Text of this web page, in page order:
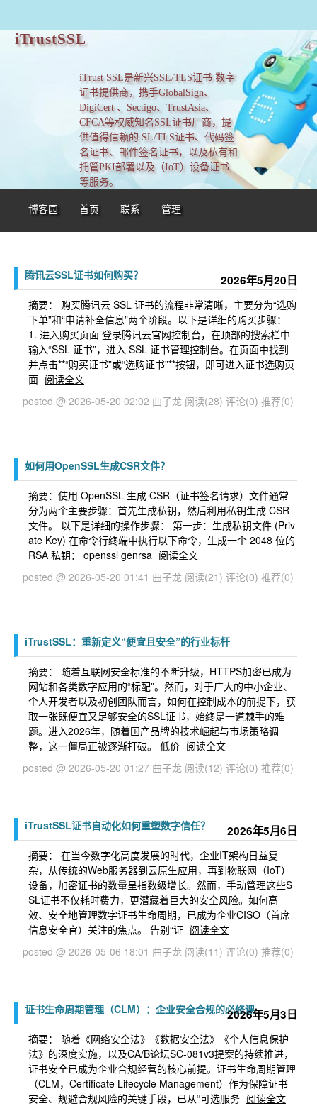
iTrustSSL
iTrust SSL是新兴SSL/TLS证书 数字
证书提供商，携手GlobalSign、
DigiCert 、Sectigo、TrustAsia、
CFCA等权威知名SSL证书厂商，提
供值得信赖的 SL/TLS证书、代码签
名证书、邮件签名证书，以及私有和
托管PKI部署以及（IoT）设备证书
等服务。
博客园 首页 联系 管理
2026年5月20日
腾讯云SSL证书如何购买？
摘要： 购买腾讯云 SSL 证书的流程非常清晰，主要分为“选购
下单”和“申请补全信息”两个阶段。以下是详细的购买步骤：
1. 进入购买页面 登录腾讯云官网控制台，在顶部的搜索栏中
输入“SSL 证书”，进入 SSL 证书管理控制台。在页面中找到
并点击**“购买证书”或“选购证书”**按钮，即可进入证书选购页
面 阅读全文
posted @ 2026-05-20 02:02 曲子龙 阅读(28) 评论(0) 推荐(0)
如何用OpenSSL生成CSR文件？
摘要： ​使用 OpenSSL 生成 CSR（证书签名请求）文件通常
分为两个主要步骤：首先生成私钥，然后利用私钥生成 CSR
文件。 以下是详细的操作步骤： 第一步：生成私钥文件 (Priv
ate Key) 在命令行终端中执行以下命令，生成一个 2048 位的
RSA 私钥： openssl genrsa 阅读全文
posted @ 2026-05-20 01:41 曲子龙 阅读(21) 评论(0) 推荐(0)
iTrustSSL：重新定义“便宜且安全”的行业标杆
摘要： 随着互联网安全标准的不断升级，HTTPS加密已成为
网站和各类数字应用的“标配”。然而，对于广大的中小企业、
个人开发者以及初创团队而言，如何在控制成本的前提下，获
取一张既便宜又足够安全的SSL证书，始终是一道棘手的难
题。进入2026年，随着国产品牌的技术崛起与市场策略调
整，这一僵局正被逐渐打破。 低价 阅读全文
posted @ 2026-05-20 01:27 曲子龙 阅读(12) 评论(0) 推荐(0)
2026年5月6日
iTrustSSL证书自动化如何重塑数字信任？
摘要： 在当今数字化高度发展的时代，企业IT架构日益复
杂，从传统的Web服务器到云原生应用，再到物联网（IoT）
设备，加密证书的数量呈指数级增长。然而，手动管理这些S
SL证书不仅耗时费力，更潜藏着巨大的安全风险。如何高
效、安全地管理数字证书生命周期，已成为企业CISO（首席
信息安全官）关注的焦点。 告别“证 阅读全文
posted @ 2026-05-06 18:01 曲子龙 阅读(11) 评论(0) 推荐(0)
2026年5月3日
证书生命周期管理（CLM）：企业安全合规的必修课
摘要： ​ 随着《网络安全法》《数据安全法》《个人信息保护
法》的深度实施，以及CA/B论坛SC-081v3提案的持续推进，
证书安全已成为企业合规经营的核心前提。证书生命周期管理
（CLM，Certificate Lifecycle Management）作为保障证书
安全、规避合规风险的关键手段，已从“可选服务 阅读全文